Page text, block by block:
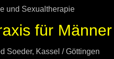
und Sexualtherapie
für Männer
Soeder, Kassel / Göttingen